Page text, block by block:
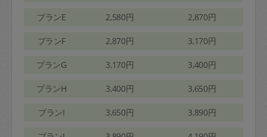
プランE 2,580円 2,870円
プランF 2,870円 3,170円
プランG 3,170円 3,400円
プランH 3,400円 3,650円
プランI 3,650円 3,890円